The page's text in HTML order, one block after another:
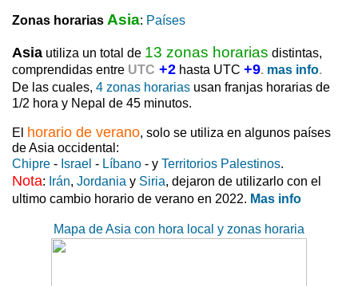
Zonas horarias Asia: Países
Asia utiliza un total de 13 zonas horarias distintas,
comprendidas entre UTC +2 hasta UTC +9. mas info.
De las cuales, 4 zonas horarias usan franjas horarias de
1/2 hora y Nepal de 45 minutos.
El horario de verano, solo se utiliza en algunos países
de Asia occidental:
Chipre - Israel - Líbano - y Territorios Palestinos.
Nota: Irán, Jordania y Siria, dejaron de utilizarlo con el
ultimo cambio horario de verano en 2022. Mas info
Mapa de Asia con hora local y zonas horaria